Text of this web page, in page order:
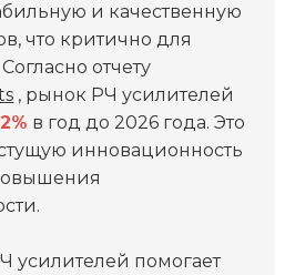
и качественную
что критично для
отчету
, рынок РЧ усилителей
в год до 2026 года. Это
инновационность
усилителей помогает